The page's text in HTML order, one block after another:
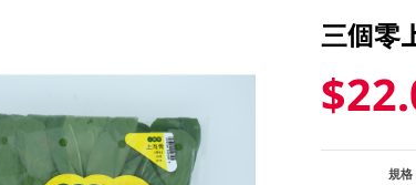
三個零
規格